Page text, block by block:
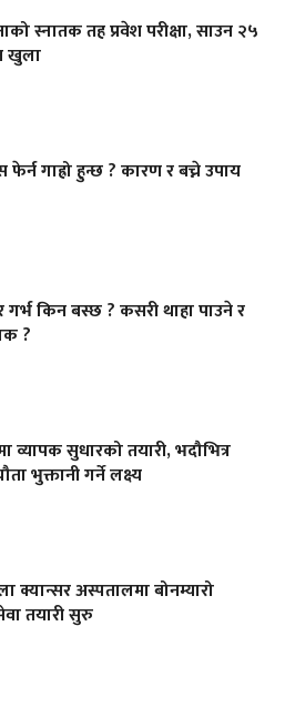
स्नातक तह प्रवेश परीक्षा, साउन २५
खुला
फेर्न गाह्रो हुन्छ ? कारण र बच्ने उपाय
गर्भ किन बस्छ ? कसरी थाहा पाउने र
?
व्यापक सुधारको तयारी, भदौभित्र
भुक्तानी गर्ने लक्ष्य
क्यान्सर अस्पतालमा बोनम्यारो
तयारी सुरु